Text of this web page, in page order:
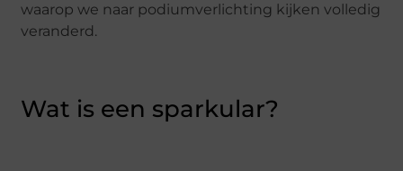
waarop we naar podiumverlichting kijken volledig
veranderd.
Wat is een sparkular?